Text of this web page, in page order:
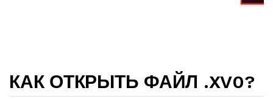
КАК ОТКРЫТЬ ФАЙЛ .XV0?